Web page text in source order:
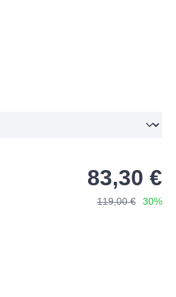
83,30 €
119,00 € 30%